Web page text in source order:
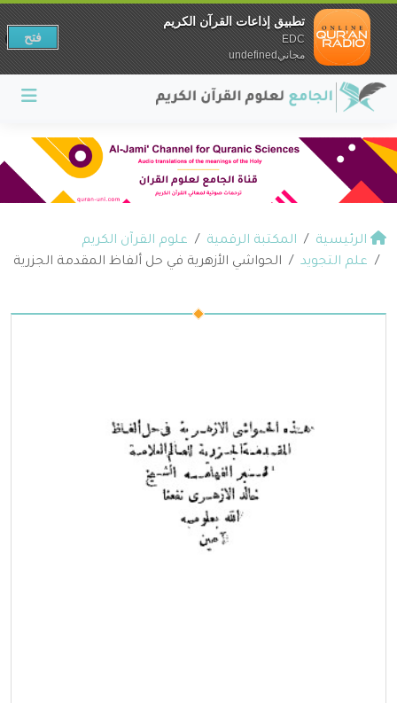
الرئيسية المكتبة الرقمية
علوم القرآن الكريم
علم التجويد
الحواشي الأزهرية في حل ألفاظ المقدمة الجزرية
تطبيق إذاعات القرآن الكريم
EDC
مجانيundefined
فتح